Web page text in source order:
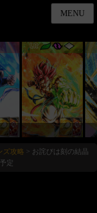
MENU
LR
ズ攻略 > お詫びは刻の結晶
定